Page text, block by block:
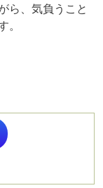
ら、気負うこと